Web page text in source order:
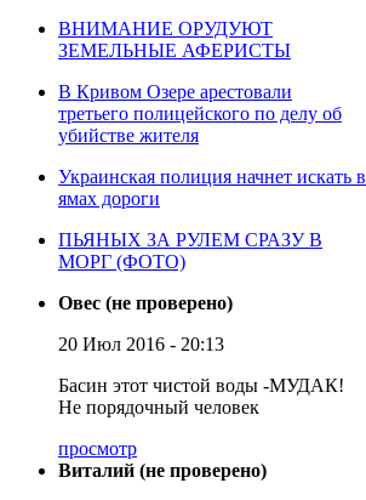
ВНИМАНИЕ ОРУДУЮТ
ЗЕМЕЛЬНЫЕ АФЕРИСТЫ
В Кривом Озере арестовали
третьего полицейского по делу об
убийстве жителя
Украинская полиция начнет искать в
ямах дороги
ПЬЯНЫХ ЗА РУЛЕМ СРАЗУ В
МОРГ (ФОТО)
Овес (не проверено)
20 Июл 2016 - 20:13
Басин этот чистой воды -МУДАК!
Не порядочный человек
просмотр
Виталий (не проверено)